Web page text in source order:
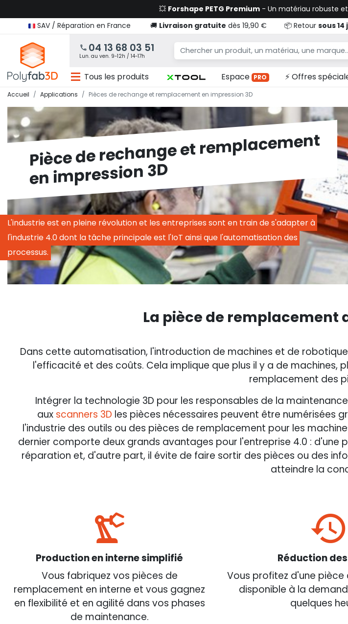
💥 Forshape PETG Premium - Un matériau robuste
SAV / Réparation en France
🚚 Livraison gratuite dès 19,90 € 📦 Retour sous 14
04 13 68 03 51
Lun. au ven. 9-12h / 14-17h
Tous les produits Espace PRO ⚡ Offres
Accueil Applications Pièces de rechange et remplacement en impression 3D
Pièce de rechange et remplacement
en impression 3D
L'industrie est en pleine révolution et les entreprises sont en train de s'adapter à
l'industrie 4.0 dont la tâche principale est l'IoT ainsi que l'automatisation des
processus.
La pièce de remplacement
Dans cette automatisation, l'introduction de machines et de
l'efficacité et des coûts. Cela implique que plus il y a de
remplacement des
Intégrer la technologie 3D pour les responsables de la
aux scanners 3D les pièces nécessaires peuvent être numérisées
l'industrie des outils ou des pièces de remplacement pour les
dernier comporte deux grands avantages pour l'entreprise 4.0 :
réparation et, d'autre part, il évite de faire sortir des pièces ou des
atteindre la
Production en interne simplifié
Vous fabriquez vos pièces de
remplacement en interne et vous gagnez
en flexibilité et en agilité dans vos phases
de maintenance.
Réduction
Vous profitez d'une
disponible à la
quelques